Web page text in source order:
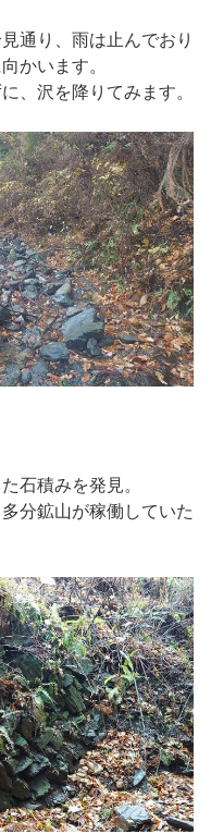
通り、雨は止んでおり
かいます。
、沢を降りてみます。
石積みを発見。
分鉱山が稼働していた